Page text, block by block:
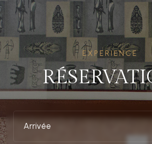
EXPERIENCE